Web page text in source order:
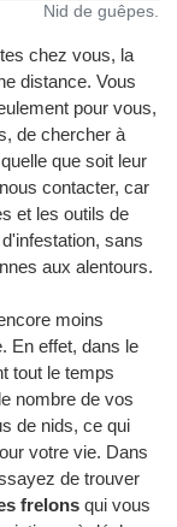
Nid de guêpes.
chez vous, la
distance. Vous
pour vous,
de chercher à
que soit leur
contacter, car
et les outils de
sans
aux alentours.
moins
En effet, dans le
tout le temps
nombre de vos
de nids, ce qui
votre vie. Dans
de trouver
frelons qui vous